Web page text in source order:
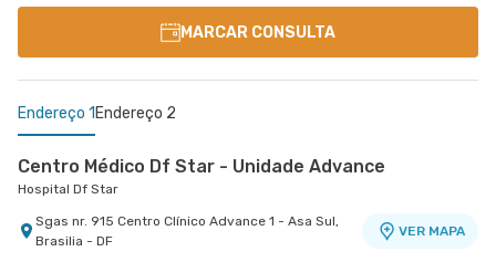
MARCAR CONSULTA
Endereço 1 Endereço 2
Centro Médico Df Star - Unidade Advance
Hospital Df Star
Sgas nr. 915 Centro Clínico Advance 1 - Asa Sul,
Brasilia - DF
VER MAPA